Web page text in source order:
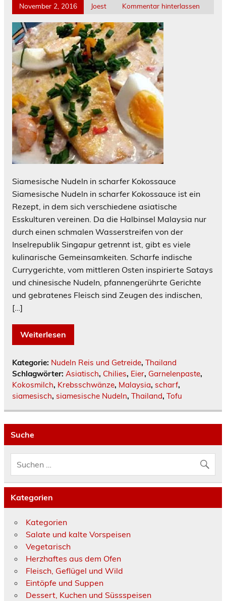
November 2, 2016 Joest Kommentar hinterlassen
Siamesische Nudeln in scharfer Kokossauce
Siamesische Nudeln in scharfer Kokossauce ist ein
Rezept, in dem sich verschiedene asiatische
Esskulturen vereinen. Da die Halbinsel Malaysia nur
durch einen schmalen Wasserstreifen von der
Inselrepublik Singapur getrennt ist, gibt es viele
kulinarische Gemeinsamkeiten. Scharfe indische
Currygerichte, vom mittleren Osten inspirierte Satays
und chinesische Nudeln, pfannengerührte Gerichte
und gebratenes Fleisch sind Zeugen des indischen,
[…]
Weiterlesen
Kategorie: Nudeln Reis und Getreide, Thailand
Schlagwörter: Asiatisch, Chilies, Eier, Garnelenpaste,
Kokosmilch, Krebsschwänze, Malaysia, scharf,
siamesisch, siamesische Nudeln, Thailand, Tofu
Suche
Kategorien
Kategorien
Salate und kalte Vorspeisen
Vegetarisch
Herzhaftes aus dem Ofen
Fleisch, Geflügel und Wild
Eintöpfe und Suppen
Dessert, Kuchen und Süssspeisen